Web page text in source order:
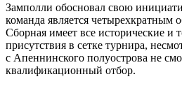
Замполли обосновал свою
команда является четырехкратным
Сборная имеет все исторические и
присутствия в сетке турнира,
с Апеннинского полуострова не
квалификационный отбор.